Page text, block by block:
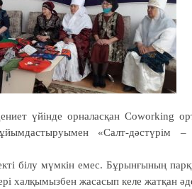
үйінде орналасқан Coworking
«Салт-дәстүрім –
білу мүмкін емес. Бұрынғының
халқымызбен жасасып келе жатқан